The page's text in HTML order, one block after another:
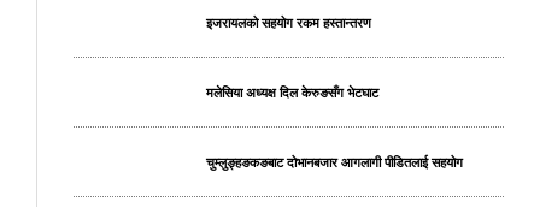
इजरायलको सहयोग रकम हस्तान्तरण
मलेसिया अध्यक्ष दिल केरुङसँग भेटघाट
चुम्लुङ्हङकङबाट दोभानबजार आगलागी पीडितलाई सहयोग